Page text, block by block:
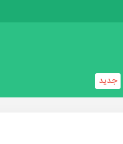
جدید